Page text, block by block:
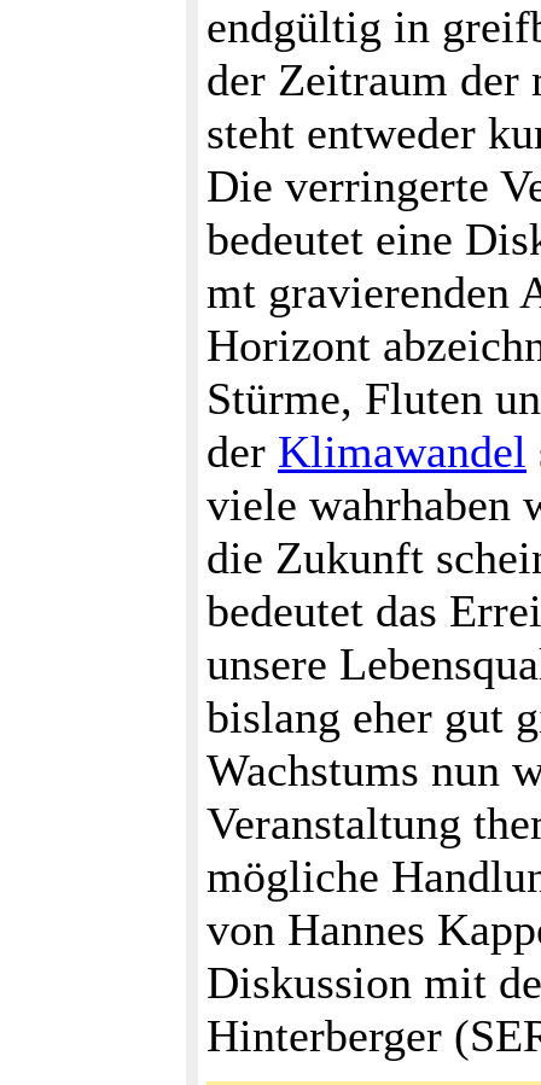
endgültig in
der Zeitraum der
steht entweder
Die verringerte
bedeutet eine
mt gravierenden
Horizont
Stürme, Fluten
der Klimawandel
viele wahrhaben
die Zukunft
bedeutet das
unsere
bislang eher gut
Wachstums nun
Veranstaltung
mögliche
von Hannes
Diskussion mit
Hinterberger